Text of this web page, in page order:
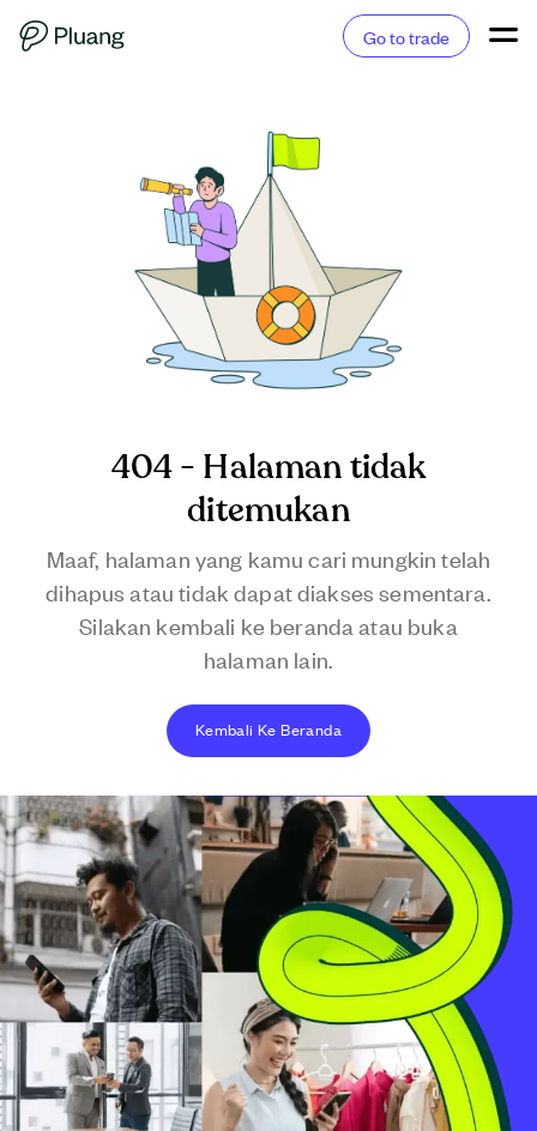
Go to trade
404 - Halaman tidak
ditemukan
Maaf, halaman yang kamu cari mungkin telah
dihapus atau tidak dapat diakses sementara.
Silakan kembali ke beranda atau buka
halaman lain.
Kembali Ke Beranda